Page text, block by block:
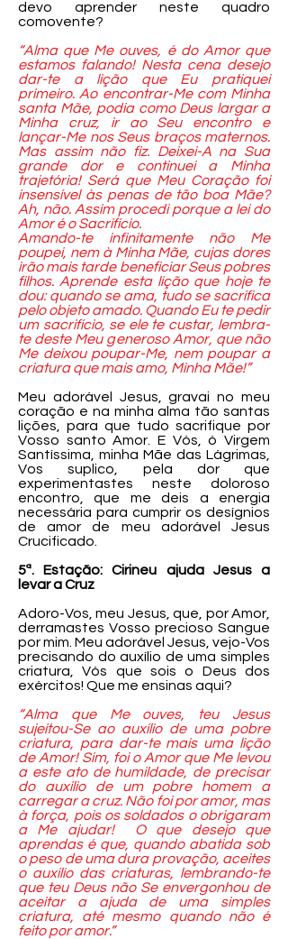
devo aprender neste quadro
comovente?
“Alma que Me ouves, é do Amor que
estamos falando! Nesta cena desejo
dar-te a lição que Eu pratiquei
primeiro. Ao encontrar-Me com Minha
santa Mãe, podia como Deus largar a
Minha cruz, ir ao Seu encontro e
lançar-Me nos Seus braços maternos.
Mas assim não fiz. Deixei-A na Sua
grande dor e continuei a Minha
trajetória! Será que Meu Coração foi
insensível às penas de tão boa Mãe?
Ah, não. Assim procedi porque a lei do
Amor é o Sacrifício.
Amando-te infinitamente não Me
poupei, nem à Minha Mãe, cujas dores
irão mais tarde beneficiar Seus pobres
filhos. Aprende esta lição que hoje te
dou: quando se ama, tudo se sacrifica
pelo objeto amado. Quando Eu te pedir
um sacrifício, se ele te custar, lembra-
te deste Meu generoso Amor, que não
Me deixou poupar-Me, nem poupar a
criatura que mais amo, Minha Mãe!”
Meu adorável Jesus, gravai no meu
coração e na minha alma tão santas
lições, para que tudo sacrifique por
Vosso santo Amor. E Vós, ó Virgem
Santíssima, minha Mãe das Lágrimas,
Vos suplico, pela dor que
experimentastes neste doloroso
encontro, que me deis a energia
necessária para cumprir os desígnios
de amor de meu adorável Jesus
Crucificado.
5ª. Estação: Cirineu ajuda Jesus a
levar a Cruz
Adoro-Vos, meu Jesus, que, por Amor,
derramastes Vosso precioso Sangue
por mim. Meu adorável Jesus, vejo-Vos
precisando do auxílio de uma simples
criatura, Vós que sois o Deus dos
exércitos! Que me ensinas aqui?
“Alma que Me ouves, teu Jesus
sujeitou-Se ao auxílio de uma pobre
criatura, para dar-te mais uma lição
de Amor! Sim, foi o Amor que Me levou
a este ato de humildade, de precisar
do auxílio de um pobre homem a
carregar a cruz. Não foi por amor, mas
à força, pois os soldados o obrigaram
a Me ajudar! O que desejo que
aprendas é que, quando abatida sob
o peso de uma dura provação, aceites
o auxílio das criaturas, lembrando-te
que teu Deus não Se envergonhou de
aceitar a ajuda de uma simples
criatura, até mesmo quando não é
feito por amor.”